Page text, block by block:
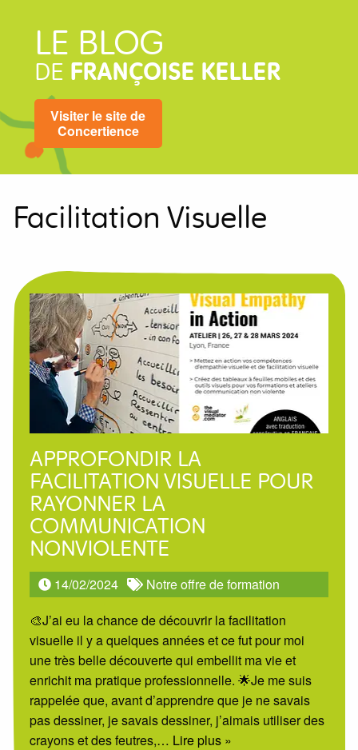
LE BLOG
DE FRANÇOISE KELLER
Visiter le site de
Concertience
Facilitation Visuelle
APPROFONDIR LA
FACILITATION VISUELLE POUR
RAYONNER LA
COMMUNICATION
NONVIOLENTE
14/02/2024
Notre offre de formation
🎨J’ai eu la chance de découvrir la facilitation
visuelle il y a quelques années et ce fut pour moi
une très belle découverte qui embellit ma vie et
enrichit ma pratique professionnelle. 🌟Je me suis
rappelée que, avant d’apprendre que je ne savais
pas dessiner, je savais dessiner, j’aimais utiliser des
crayons et des feutres,… Lire plus »